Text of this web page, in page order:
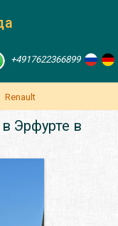
+4917622366899
Renault
Эрфурте в